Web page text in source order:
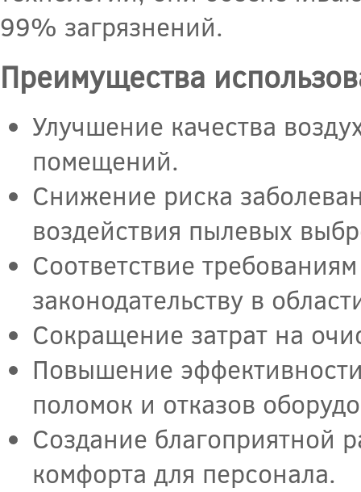
99% загрязнений.
Преимущества
Улучшение качества
помещений.
Снижение риска
воздействия пылевых
Соответствие
законодательству в
Сокращение затрат на
Повышение
поломок и отказов
Создание благоприятной
комфорта для персонала.